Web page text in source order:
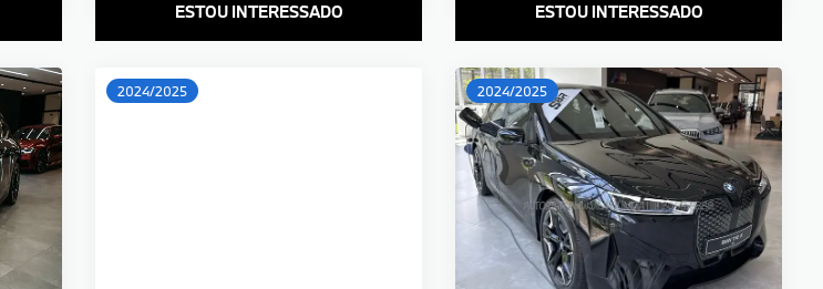
ESTOU INTERESSADO ESTOU INTERESSADO
2024/2025 2024/2025